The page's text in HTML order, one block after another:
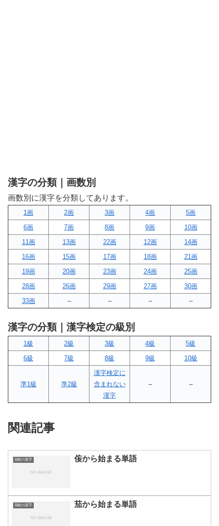
漢字の分類｜画数別
画数別に漢字を分類してあります。
1画 2画 3画 4画
5画
6画
7画 8画 9画
10画
11画
13画 22画 12画
14画
16画
15画 17画 18画
21画
19画
20画 23画 24画
25画
28画
26画 29画 27画
30画
33画
– – – –
漢字の分類｜漢字検定の級別
1級 2級 3級 4級
5級
6級
7級 8級 9級 10級
準1級 準2級
漢字検定に
含まれない
漢字
– –
関連記事
8画の漢字 侫から始まる単語
8画の漢字 茄から始まる単語